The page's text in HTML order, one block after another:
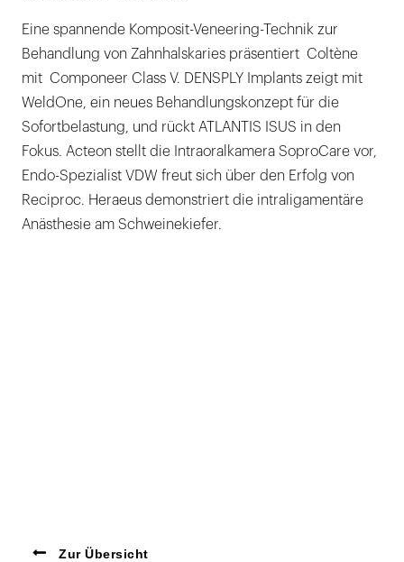
Eine spannende Komposit-Veneering-Technik zur
Behandlung von Zahnhalskaries präsentiert Coltène
mit Componeer Class V. DENSPLY Implants zeigt mit
WeldOne, ein neues Behandlungskonzept für die
Sofortbelastung, und rückt ATLANTIS ISUS in den
Fokus. Acteon stellt die Intraoralkamera SoproCare vor,
Endo-Spezialist VDW freut sich über den Erfolg von
Reciproc. Heraeus demonstriert die intraligamentäre
Anästhesie am Schweinekiefer.
Zur Übersicht